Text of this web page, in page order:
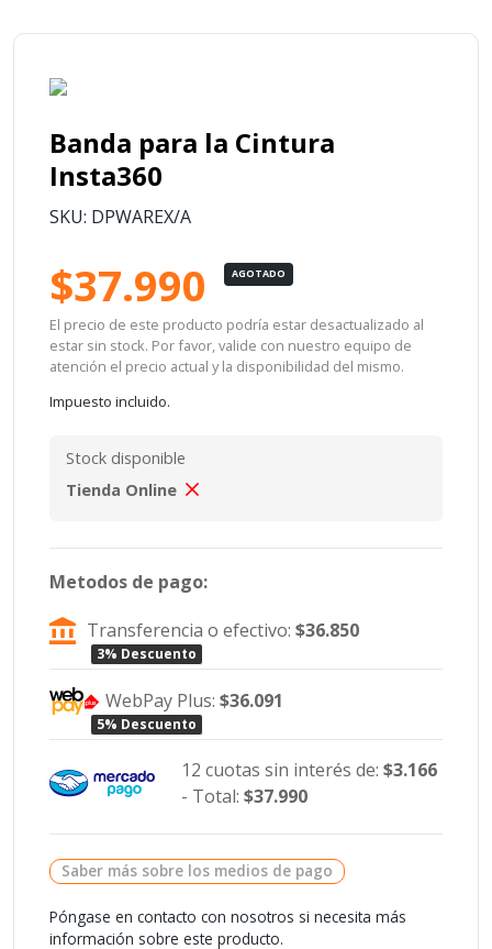
Banda para la Cintura
Insta360
SKU: DPWAREX/A
$37.990 AGOTADO
El precio de este producto podría estar desactualizado al
estar sin stock. Por favor, valide con nuestro equipo de
atención el precio actual y la disponibilidad del mismo.
Impuesto incluido.
Stock disponible
Tienda Online
Metodos de pago:
Transferencia o efectivo:$36.850
3% Descuento
WebPay Plus:$36.091
5% Descuento
12 cuotas sin interés de: $3.166
- Total: $37.990
Saber más sobre los medios de pago
Póngase en contacto con nosotros si necesita más
información sobre este producto.